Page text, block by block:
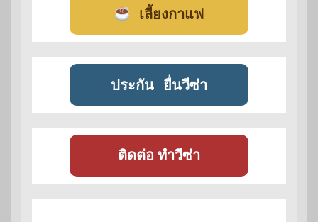
เลี้ยงกาแฟ
ประกัน ยื่นวีซ่า
ติดต่อ ทำวีซ่า